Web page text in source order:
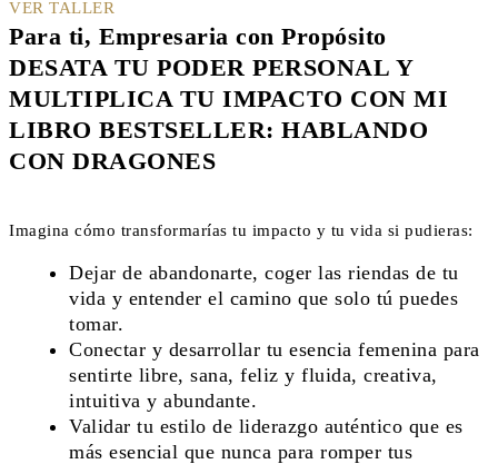
VER TALLER
Para ti, Empresaria con Propósito
DESATA TU PODER PERSONAL Y
MULTIPLICA TU IMPACTO CON MI
LIBRO BESTSELLER: HABLANDO
CON DRAGONES
Imagina cómo transformarías tu impacto y tu vida si pudieras:
Dejar de abandonarte, coger las riendas de tu
vida y entender el camino que solo tú puedes
tomar.
Conectar y desarrollar tu esencia femenina para
sentirte libre, sana, feliz y fluida, creativa,
intuitiva y abundante.
Validar tu estilo de liderazgo auténtico que es
más esencial que nunca para romper tus